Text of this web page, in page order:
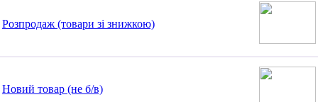
Розпродаж (товари зі знижкою)
Новий товар (не б/в)